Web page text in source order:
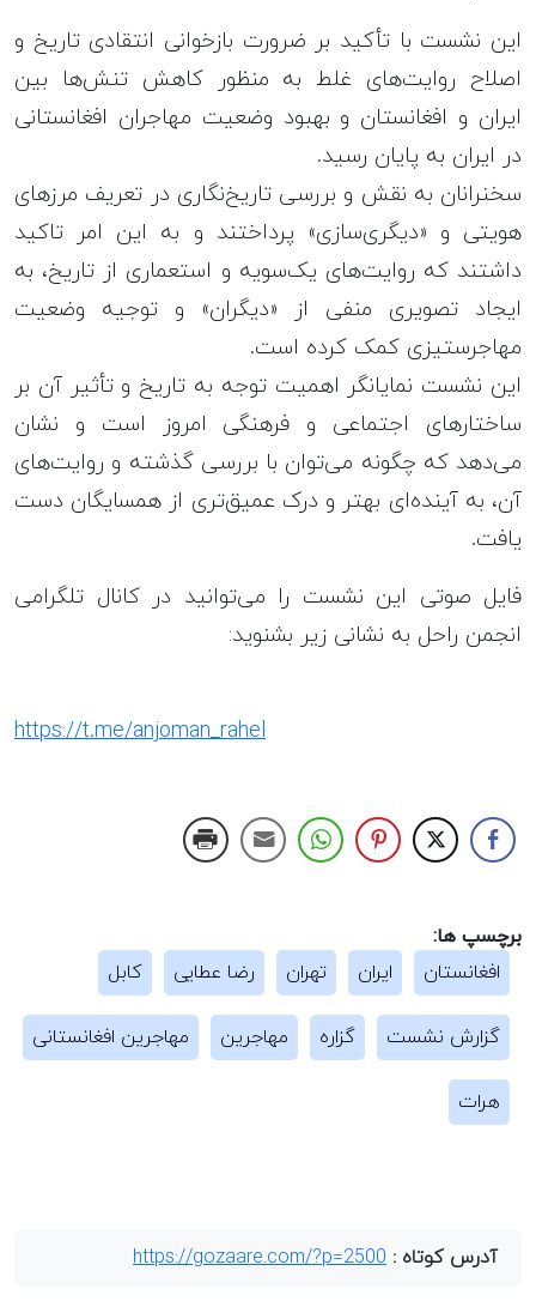
این نشست با تأکید بر ضرورت بازخوانی انتقادی تاریخ و
اصلاح روایت‌های غلط به منظور کاهش تنش‌ها بین
ایران و افغانستان و بهبود وضعیت مهاجران افغانستانی
در ایران به پایان رسید.
سخنرانان به نقش و بررسی تاریخ‌نگاری در تعریف مرزهای
هویتی و «دیگری‌سازی» پرداختند و به این امر تاکید
داشتند که روایت‌های یک‌سویه و استعماری از تاریخ، به
ایجاد تصویری منفی از «دیگران» و توجیه وضعیت
مهاجرستیزی کمک کرده است.
این نشست نمایانگر اهمیت توجه به تاریخ و تأثیر آن بر
ساختارهای اجتماعی و فرهنگی امروز است و نشان
می‌دهد که چگونه می‌توان با بررسی گذشته و روایت‌های
آن، به آینده‌ای بهتر و درک عمیق‌تری از همسایگان دست
یافت.
فایل صوتی این نشست را می‌توانید در کانال تلگرامی‌
انجمن راحل به نشانی زیر بشنوید:
https://t.me/anjoman_rahel
برچسپ ها:
افغانستان
ایران تهران رضا عطایی کابل
گزارش نشست گزاره مهاجرین مهاجرین افغانستانی
هرات
آدرس کوتاه : https://gozaare.com/?p=2500